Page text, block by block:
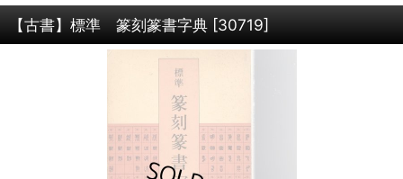
【古書】標準 篆刻篆書字典 [30719]